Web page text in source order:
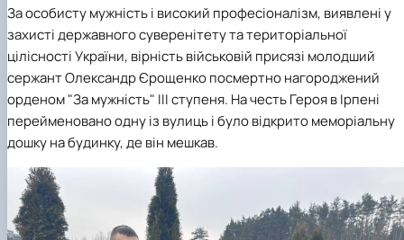
За особисту мужність і високий професіоналізм, виявлені у
захисті державного суверенітету та територіальної
цілісності України, вірність військовій присязі молодший
сержант Олександр Єрощенко посмертно нагороджений
орденом "За мужність" III ступеня. На честь Героя в Ірпені
перейменовано одну із вулиць і було відкрито меморіальну
дошку на будинку, де він мешкав.